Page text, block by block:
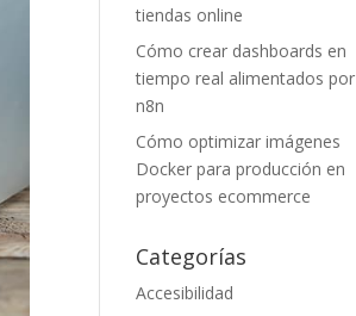
tiendas online
Cómo crear dashboards en
tiempo real alimentados por
n8n
Cómo optimizar imágenes
Docker para producción en
proyectos ecommerce
Categorías
Accesibilidad